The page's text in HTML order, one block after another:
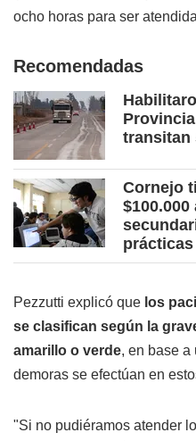
ocho horas para ser
Recomendadas
transitan
Cornejo
Pezzutti explicó que los
se clasifican según la
amarillo o verde, en base
demoras se efectúan en
"Si no pudiéramos atender